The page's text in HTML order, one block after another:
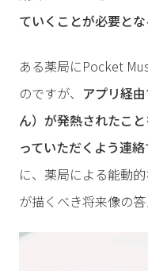
ていくことが必要と
ある薬局にPocket
のですが、 アプリ経
ん）が発熱されたこ
っていただくよう連
に、薬局による能動
が描くべき将来像の答